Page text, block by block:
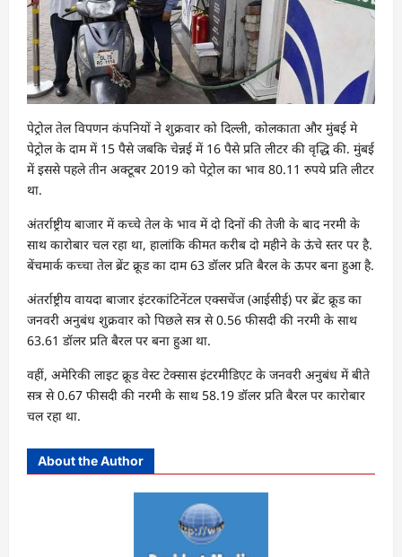
पेट्रोल तेल विपणन कंपनियों ने शुक्रवार को दिल्ली, कोलकाता और मुंबई मे
पेट्रोल के दाम में 15 पैसे जबकि चेन्नई में 16 पैसे प्रति लीटर की वृद्धि की. मुंबई
में इससे पहले तीन अक्टूबर 2019 को पेट्रोल का भाव 80.11 रुपये प्रति लीटर
था.
अंतर्राष्ट्रीय बाजार में कच्चे तेल के भाव में दो दिनों की तेजी के बाद नरमी के
साथ कारोबार चल रहा था, हालांकि कीमत करीब दो महीने के ऊंचे स्तर पर है.
बेंचमार्क कच्चा तेल ब्रेंट क्रूड का दाम 63 डॉलर प्रति बैरल के ऊपर बना हुआ है.
अंतर्राष्ट्रीय वायदा बाजार इंटरकांटिनेंटल एक्सचेंज (आईसीई) पर ब्रेंट क्रूड का
जनवरी अनुबंध शुक्रवार को पिछले सत्र से 0.56 फीसदी की नरमी के साथ
63.61 डॉलर प्रति बैरल पर बना हुआ था.
वहीं, अमेरिकी लाइट क्रूड वेस्ट टेक्सास इंटरमीडिएट के जनवरी अनुबंध में बीते
सत्र से 0.67 फीसदी की नरमी के साथ 58.19 डॉलर प्रति बैरल पर कारोबार
चल रहा था.
About the Author